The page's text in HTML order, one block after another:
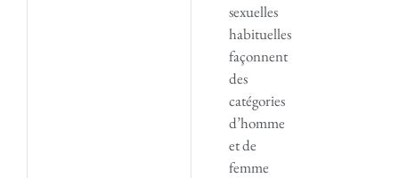
sexuelles
habituelles
façonnent
des
catégories
d’homme
et de
femme